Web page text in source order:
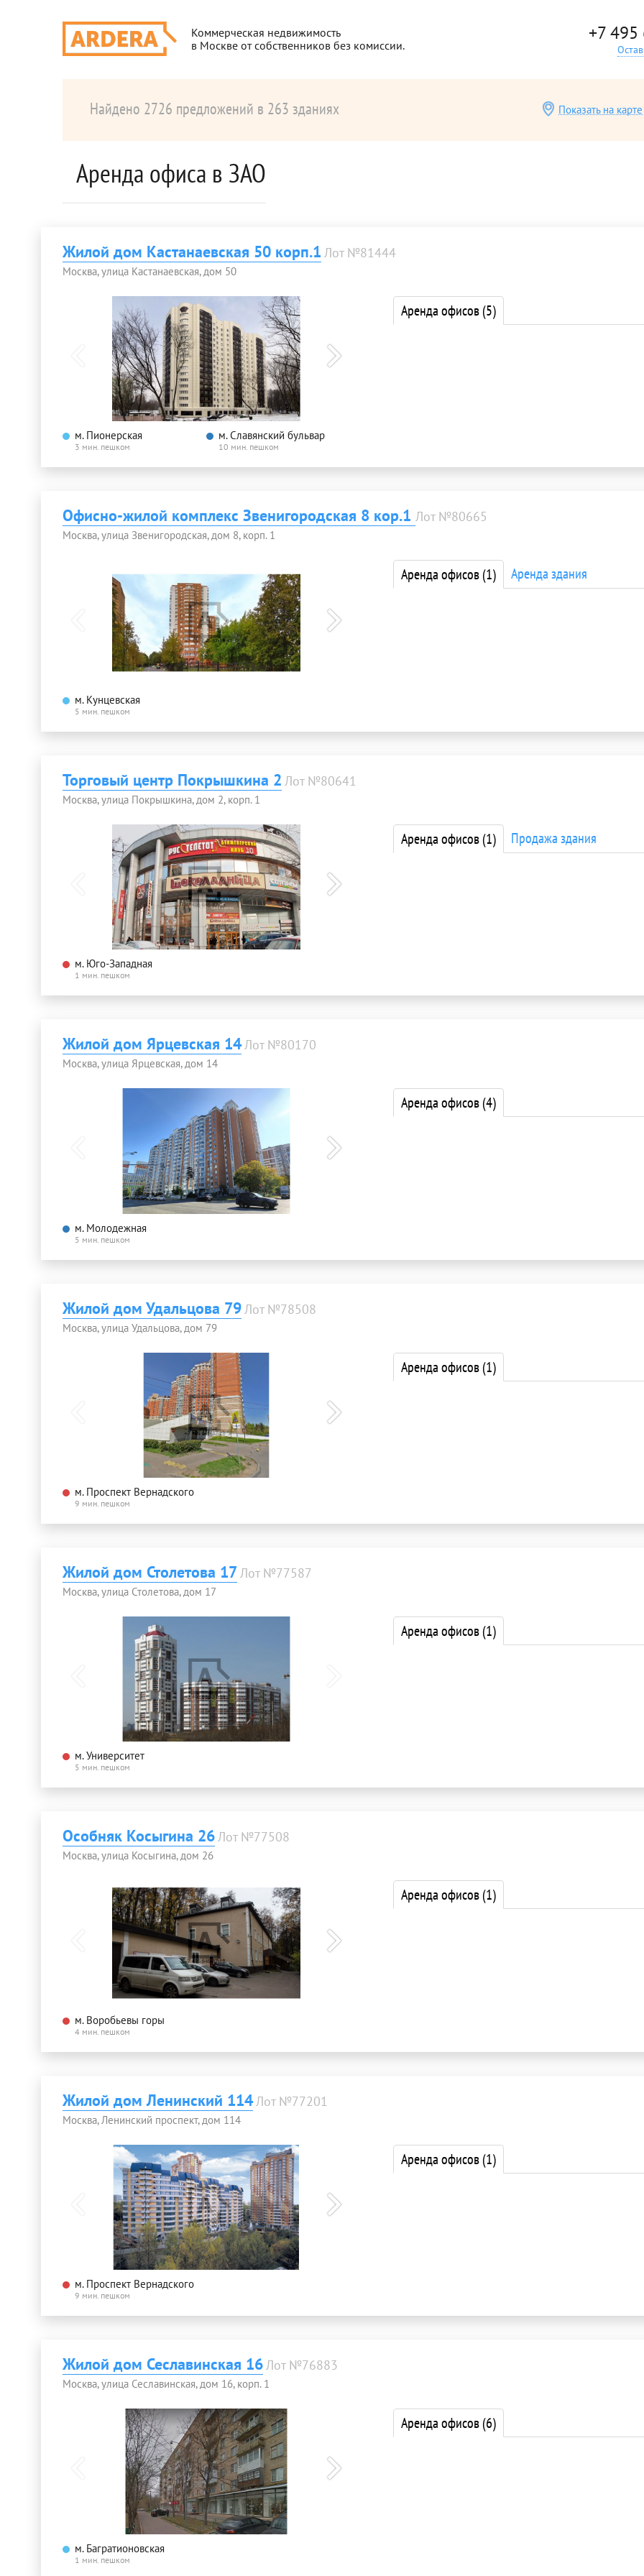
Коммерческая недвижимость
в Москве от собственников без комиссии.
+7
Найдено 2726 предложений в 263 зданиях Показать на карте
Аренда офиса в ЗАО
Жилой дом Кастанаевская 50 корп.1 Лот №81444
Москва, улица Кастанаевская, дом 50
м. Пионерская
3 мин. пешком
м. Славянский бульвар
10 мин. пешком
Аренда офисов(5)
Офисно-жилой комплекс Звенигородская 8 кор.1 Лот №80665
Москва, улица Звенигородская, дом 8, корп. 1
м. Кунцевская
5 мин. пешком
Аренда офисов(1) Аренда здания
Торговый центр Покрышкина 2 Лот №80641
Москва, улица Покрышкина, дом 2, корп. 1
м. Юго-Западная
1 мин. пешком
Аренда офисов(1) Продажа здания
Жилой дом Ярцевская 14Лот №80170
Москва, улица Ярцевская, дом 14
м. Молодежная
5 мин. пешком
Аренда офисов(4)
Жилой дом Удальцова 79 Лот №78508
Москва, улица Удальцова, дом 79
м. Проспект Вернадского
9 мин. пешком
Аренда офисов(1)
Жилой дом Столетова 17Лот №77587
Москва, улица Столетова, дом 17
м. Университет
5 мин. пешком
Аренда офисов(1)
Особняк Косыгина 26Лот №77508
Москва, улица Косыгина, дом 26
м. Воробьевы горы
4 мин. пешком
Аренда офисов(1)
Жилой дом Ленинский 114Лот №77201
Москва, Ленинский проспект, дом 114
м. Проспект Вернадского
9 мин. пешком
Аренда офисов(1)
Жилой дом Сеславинская 16Лот №76883
Москва, улица Сеславинская, дом 16, корп. 1
м. Багратионовская
1 мин. пешком
Аренда офисов(6)